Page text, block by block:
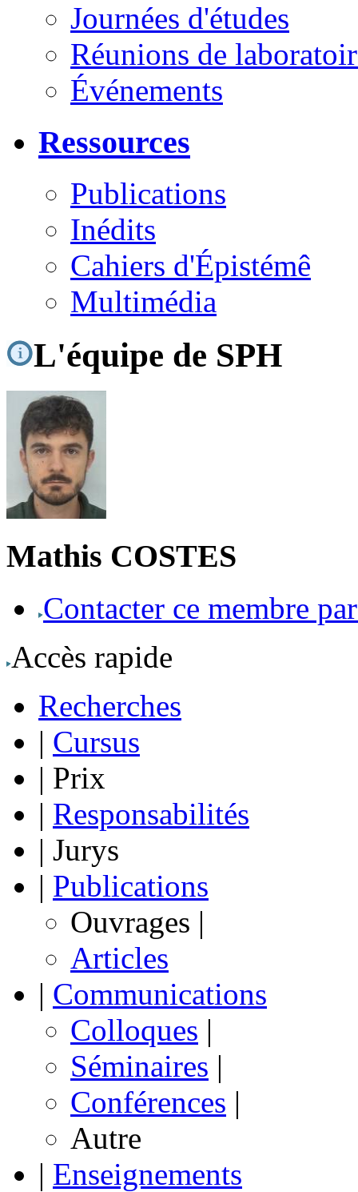
Journées d'études
Réunions de
Événements
Ressources
Publications
Inédits
Cahiers d'Épistémê
Multimédia
L'équipe de SPH
Mathis COSTES
Contacter ce membre
Accès rapide
Recherches
| Cursus
| Prix
| Responsabilités
| Jurys
| Publications
Ouvrages |
Articles
| Communications
Colloques |
Séminaires |
Conférences |
Autre
| Enseignements